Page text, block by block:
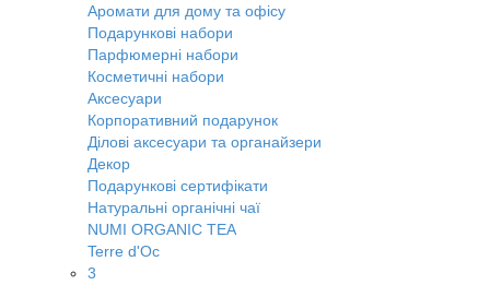
Аромати для дому та офісу
Подарункові набори
Парфюмерні набори
Косметичні набори
Аксесуари
Корпоративний подарунок
Ділові аксесуари та органайзери
Декор
Подарункові сертифікати
Натуральні органічні чаї
NUMI ORGANIC TEA
Terre d'Oc
3